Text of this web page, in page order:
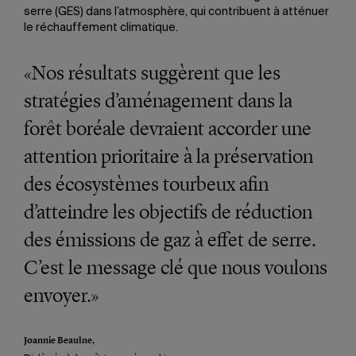
serre (GES) dans l’atmosphère, qui contribuent à atténuer
le réchauffement climatique.
«Nos résultats suggèrent que les
stratégies d’aménagement dans la
forêt boréale devraient accorder une
attention prioritaire à la préservation
des écosystèmes tourbeux afin
d’atteindre les objectifs de réduction
des émissions de gaz à effet de serre.
C’est le message clé que nous voulons
envoyer.»
Joannie Beaulne,